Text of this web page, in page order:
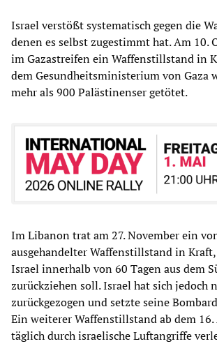
Israel verstößt systematisch gegen die
denen es selbst zugestimmt hat. Am 10.
im Gazastreifen ein Waffenstillstand in
dem Gesundheitsministerium von Gaza
mehr als 900 Palästinenser getötet.
Im Libanon trat am 27. November ein
ausgehandelter Waffenstillstand in
Israel innerhalb von 60 Tagen aus dem
zurückziehen soll. Israel hat sich jedoch
zurückgezogen und setzte seine
Ein weiterer Waffenstillstand ab dem
täglich durch israelische Luftangriffe